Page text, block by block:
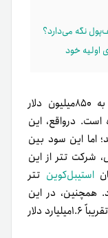
اولیه خود
براساس این گزارش، ذخایر مازاد شرکت به ۸۵۰‌میلیون دلار
رسیده است. درواقع، این
اما این سود بین
شرکت تتر از این
استیبل‌کوین تتر
همچنین، در این
گزارش قید شده است که شرکت تتر صاحب تقریباً ۱.۶میلیارد دلار